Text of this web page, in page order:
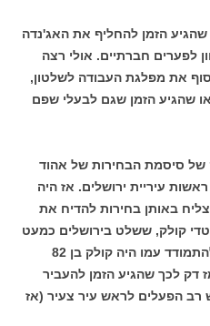
הזמן להחליף את האג'נדה
לפערים חברתיים. אולי רצה
את מפלגת העבודה לשלטון,
שהגיע הזמן שגם לבעלי שפם
של סיסמת הבחירות של אהוד
במרוץ על ראשות עיריית ירושלים. אז היה
באותן בחירות להדיח את
קולק, ששלט בירושלים כמעט
שלושים שנה. כשאולמרט יצא להתמודד עמו היה קולק בן 82
דק לכך שהגיע הזמן להעביר
רב הפעלים לראש עיר צעיר (אז